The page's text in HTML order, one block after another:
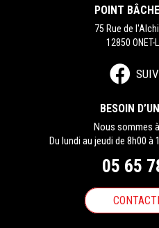
POINT
75 Rue de
12850 ONET-
BESOIN
Nous sommes
Du lundi au jeudi de 8h00 à
05 65